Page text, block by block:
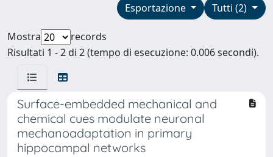
Tutti (2)
Esportazione
Mostra
records
Risultati 1 - 2 di 2 (tempo di esecuzione: 0.006 secondi).
Surface-embedded mechanical and
chemical cues modulate neuronal
mechanoadaptation in primary
hippocampal networks